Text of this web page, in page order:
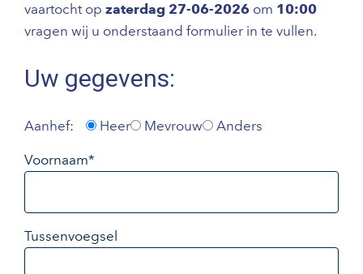
vaartocht op zaterdag 27-06-2026 om 10:00
vragen wij u onderstaand formulier in te vullen.
Uw gegevens:
Aanhef: Heer Mevrouw Anders
Voornaam*
Tussenvoegsel